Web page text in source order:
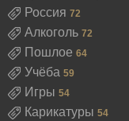
Россия 72
Алкоголь 72
Пошлое 64
Учёба 59
Игры 54
Карикатуры 54